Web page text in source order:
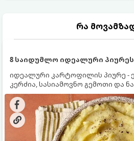
რა
8 საიდუმლო იდეალური
იდეალური კარტოფილის პიურე -
კერძია, სასიამოვნო გემოთი და
ფერით. მისი მომზადება ძალიან
არსებობს რამდენიმე საიდუმლო,
იცოდეთ, რომ პიურე იდეალურად